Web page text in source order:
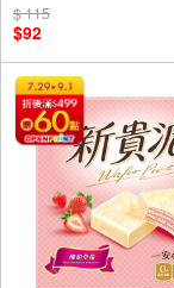
$ 115
$92